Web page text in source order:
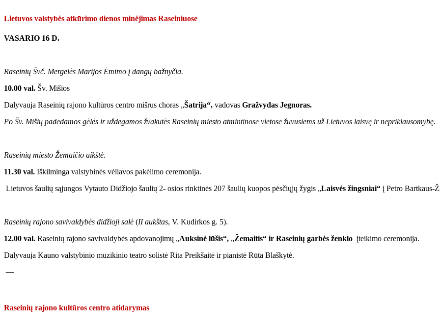
Lietuvos valstybės atkūrimo dienos minėjimas Raseiniuose
VASARIO 16 D.
Raseinių Švč. Mergelės Marijos Ėmimo į dangų bažnyčia.
10.00 val. Šv. Mišios
Dalyvauja Raseinių rajono kultūros centro mišrus choras „Šatrija“, vadovas Gražvydas Jegnoras.
Po Šv. Mišių padedamos gėlės ir uždegamos žvakutės Raseinių miesto atmintinose vietose žuvusiems už Lietuvos laisvę ir nepriklausomybę.
Raseinių miesto Žemaičio aikštė.
11.30 val. Iškilminga valstybinės vėliavos pakėlimo ceremonija.
Lietuvos šaulių sąjungos Vytauto Didžiojo šaulių 2- osios rinktinės 207 šaulių kuopos pėsčiųjų žygis „Laisvės žingsniai“ į Petro Bartkaus-
Raseinių rajono savivaldybės didžioji salė (II aukštas, V. Kudirkos g. 5).
12.00 val. Raseinių rajono savivaldybės apdovanojimų „Auksinė lūšis“, „Žemaitis“ ir Raseinių garbės ženklo įteikimo ceremonija.
Dalyvauja Kauno valstybinio muzikinio teatro solistė Rita Preikšaitė ir pianistė Rūta Blaškytė.
—
Raseinių rajono kultūros centro atidarymas